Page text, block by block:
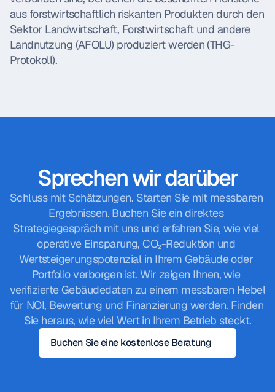
aus forstwirtschaftlich riskanten Produkten durch den
Sektor Landwirtschaft, Forstwirtschaft und andere
Landnutzung (AFOLU) produziert werden (THG-
Protokoll).
Sprechen wir darüber
Schluss mit Schätzungen. Starten Sie mit messbaren
Ergebnissen. Buchen Sie ein direktes
Strategiegespräch mit uns und erfahren Sie, wie viel
operative Einsparung, CO₂-Reduktion und
Wertsteigerungspotenzial in Ihrem Gebäude oder
Portfolio verborgen ist. Wir zeigen Ihnen, wie
verifizierte Gebäudedaten zu einem messbaren Hebel
für NOI, Bewertung und Finanzierung werden. Finden
Sie heraus, wie viel Wert in Ihrem Betrieb steckt.
Buchen Sie eine kostenlose Beratung